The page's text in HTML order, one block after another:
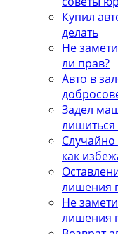
Купил
делать
Не
ли прав?
Авто в
Задел
лишиться
как
лишения
Не
лишения